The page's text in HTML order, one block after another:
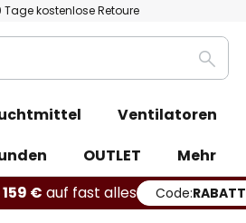
Tage kostenlose Retoure
Suche
Ventilatoren
OUTLET
Mehr
159 € auf fast alles Code:RABATT